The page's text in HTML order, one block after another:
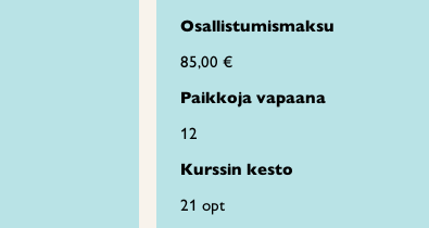
Osallistumismaksu
85,00 €
Paikkoja vapaana
12
Kurssin kesto
21 opt